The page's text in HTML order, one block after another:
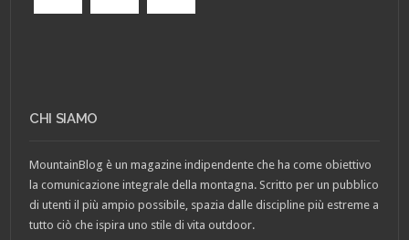
CHI SIAMO
MountainBlog è un magazine indipendente che ha come obiettivo
la comunicazione integrale della montagna. Scritto per un pubblico
di utenti il più ampio possibile, spazia dalle discipline più estreme a
tutto ciò che ispira uno stile di vita outdoor.